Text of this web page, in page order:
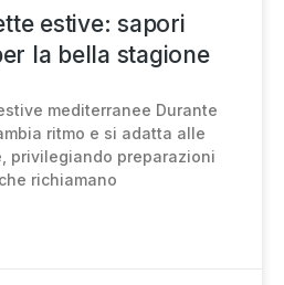
estive: sapori
la bella stagione
mediterranee Durante
ritmo e si adatta alle
privilegiando preparazioni
richiamano